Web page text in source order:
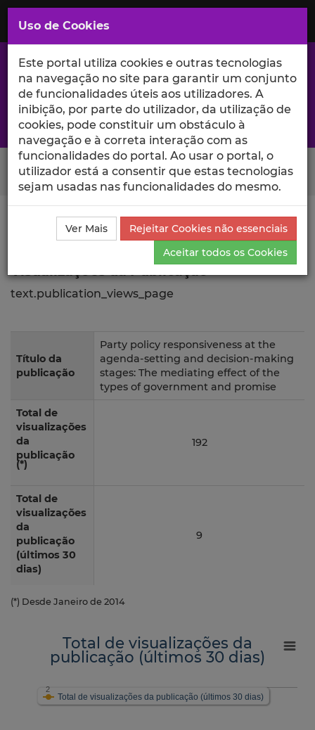
Saltar
para
Conteúdo
Principal
A excelência da investigação e ciência no Iscte
Search Button
Ciência_Iscte Publicações
Descrição Detalhada da
Publicação
Visualizações
text.publication_views_page
Título da
publicação
Party policy responsiveness at the
agenda-setting and decision-making
stages: The mediating effect of the
types of government and promise
Total de
visualizações
da
publicação
(*)
192
Total de
visualizações
da
publicação
(últimos 30
dias)
9
(*) Desde Janeiro de 2014
Total de visualizações da
publicação (últimos 30 dias)
Total de visualizações da publicação (últimos 30 dias)
2
Uso de Cookies
Este portal utiliza cookies e outras tecnologias
na navegação no site para garantir um conjunto
de funcionalidades úteis aos utilizadores. A
inibição, por parte do utilizador, da utilização de
cookies, pode constituir um obstáculo à
navegação e à correta interação com as
funcionalidades do portal. Ao usar o portal, o
utilizador está a consentir que estas tecnologias
sejam usadas nas funcionalidades do mesmo.
Ver Mais
Rejeitar Cookies não essenciais
Aceitar todos os Cookies